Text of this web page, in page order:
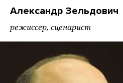
Александр Зельдович
режиссер, сценарист